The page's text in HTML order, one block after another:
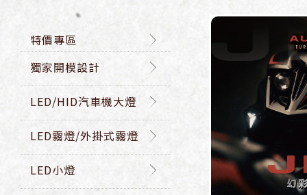
特價專區
獨家開模設計
LED/HID汽車機大燈
LED霧燈/外掛式霧燈
LED小燈